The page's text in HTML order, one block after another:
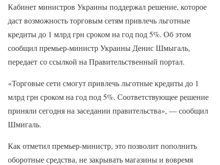
Кабинет министров Украины поддержал решение, которое
даст возможность торговым сетям привлечь льготные
кредиты до 1 млрд грн сроком на год под 5%. Об этом
сообщил премьер-министр Украины Денис Шмыгаль,
передает со ссылкой на Правительственный портал.
«Торговые сети смогут привлечь льготные кредиты до 1
млрд грн сроком на год под 5%. Соответствующее решение
приняли сегодня на заседании правительства», — сообщил
Шмигаль.
Как отметил премьер-министр, это позволит пополнить
оборотные средства, не закрывать магазины и вовремя